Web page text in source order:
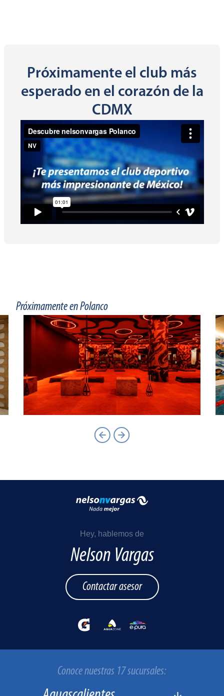
Próximamente el club más
esperado en el corazón de la
CDMX
Próximamente en Polanco
Hey, hablemos de
Nelson Vargas
Contactar asesor
Conoce nuestras 17 sucursales: